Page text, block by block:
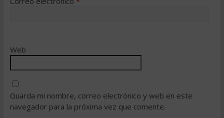
Web
Guarda mi nombre, correo electrónico y web en este
navegador para la próxima vez que comente.